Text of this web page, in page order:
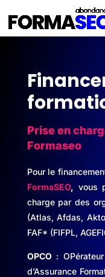
Prise en
Formaseo
Pour le
FormaSEO, vous
charge par des
(Atlas, Afdas, Akto
FAF* (FIFPL,
OPCO: OPérateur
d’Assurance